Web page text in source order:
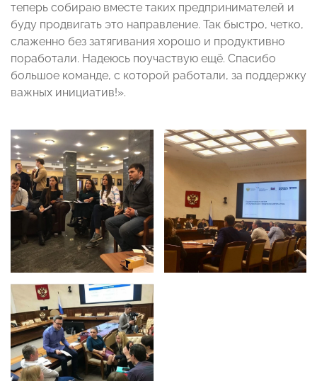
теперь собираю вместе таких предпринимателей и
буду продвигать это направление. Так быстро, четко,
слаженно без затягивания хорошо и продуктивно
поработали. Надеюсь поучаствую ещё. Спасибо
большое команде, с которой работали, за поддержку
важных инициатив!».